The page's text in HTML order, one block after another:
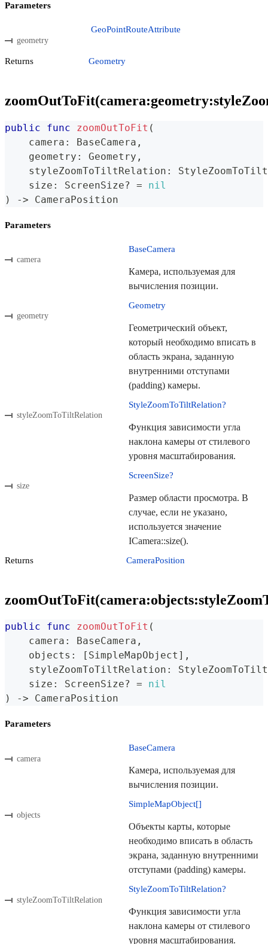
Parameters
geometry
GeoPointRouteAttribute
Returns Geometry
public func zoomOutToFit (
    camera
: BaseCamera ,
    geometry
: Geometry ,
    styleZoomToTiltRelation
:
    size
: ScreenSize? =
nil
)
-> CameraPosition
Parameters
camera
BaseCamera
Камера, используемая для
вычисления позиции.
geometry
Geometry
Геометрический объект,
который необходимо вписать в
область экрана, заданную
внутренними отступами
(padding) камеры.
styleZoomToTiltRelation
StyleZoomToTiltRelation?
Функция зависимости угла
наклона камеры от стилевого
уровня масштабирования.
size
ScreenSize?
Размер области просмотра. В
случае, если не указано,
используется значение
ICamera::size().
Returns CameraPosition
public func zoomOutToFit (
    camera
: BaseCamera ,
    objects
: [ SimpleMapObject ] ,
    styleZoomToTiltRelation
:
    size
: ScreenSize? =
nil
)
-> CameraPosition
Parameters
camera
BaseCamera
Камера, используемая для
вычисления позиции.
objects
SimpleMapObject[]
Объекты карты, которые
необходимо вписать в область
экрана, заданную внутренними
отступами (padding) камеры.
styleZoomToTiltRelation
StyleZoomToTiltRelation?
Функция зависимости угла
наклона камеры от стилевого
уровня масштабирования.